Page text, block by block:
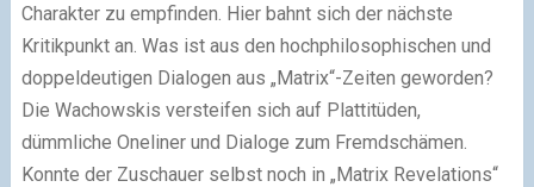
Charakter zu empfinden. Hier bahnt sich der nächste
Kritikpunkt an. Was ist aus den hochphilosophischen und
doppeldeutigen Dialogen aus „Matrix“-Zeiten geworden?
Die Wachowskis versteifen sich auf Plattitüden,
dümmliche Oneliner und Dialoge zum Fremdschämen.
Konnte der Zuschauer selbst noch in „Matrix Revelations“